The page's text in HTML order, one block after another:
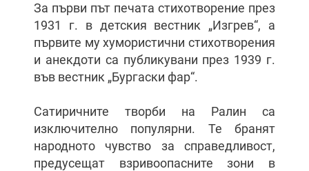
За първи път печата стихотворение през
1931 г. в детския вестник „Изгрев“, а
първите му хумористични стихотворения
и анекдоти са публикувани през 1939 г.
във вестник „Бургаски фар“.
Сатиричните творби на Ралин са
изключително популярни. Те бранят
народното чувство за справедливост,
предусещат взривоопасните зони в